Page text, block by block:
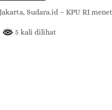
Jakarta, Sudara.id – KPU RI
5 kali dilihat